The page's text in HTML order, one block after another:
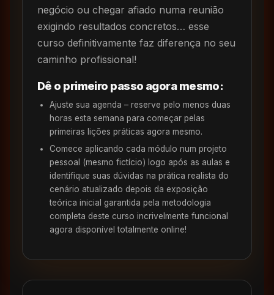
negócio ou chegar afiado numa reunião
exigindo resultados concretos… esse
curso definitivamente faz diferença no seu
caminho profissional!
Dê o primeiro passo agora mesmo:
Ajuste sua agenda – reserve pelo menos duas
horas esta semana para começar pelas
primeiras lições práticas agora mesmo.
Comece aplicando cada módulo num projeto
pessoal (mesmo fictício) logo após as aulas e
identifique suas dúvidas na prática realista do
cenário atualizado depois da exposição
teórica inicial garantida pela metodologia
completa deste curso incrivelmente funcional
agora disponível totalmente online!